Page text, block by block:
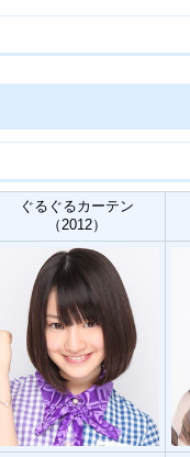
ぐるぐるカーテン
（2012）